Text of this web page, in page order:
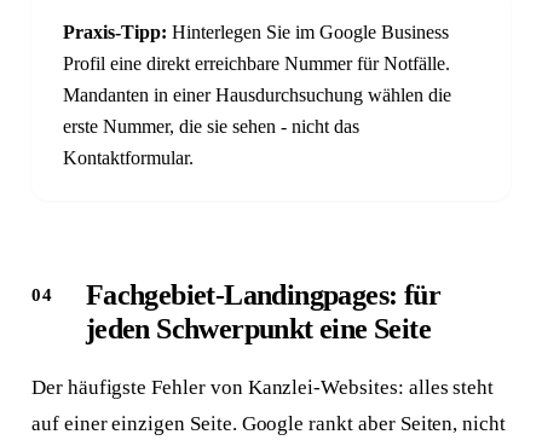
Praxis-Tipp: Hinterlegen Sie im Google Business
Profil eine direkt erreichbare Nummer für Notfälle.
Mandanten in einer Hausdurchsuchung wählen die
erste Nummer, die sie sehen - nicht das
Kontaktformular.
Fachgebiet-Landingpages: für
jeden Schwerpunkt eine Seite
Der häufigste Fehler von Kanzlei-Websites: alles steht
auf einer einzigen Seite. Google rankt aber Seiten, nicht